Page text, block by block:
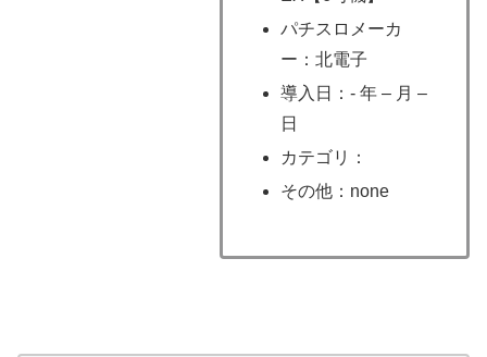
パチスロメーカ
ー：北電子
導入日：- 年 – 月 –
日
カテゴリ：
その他：none